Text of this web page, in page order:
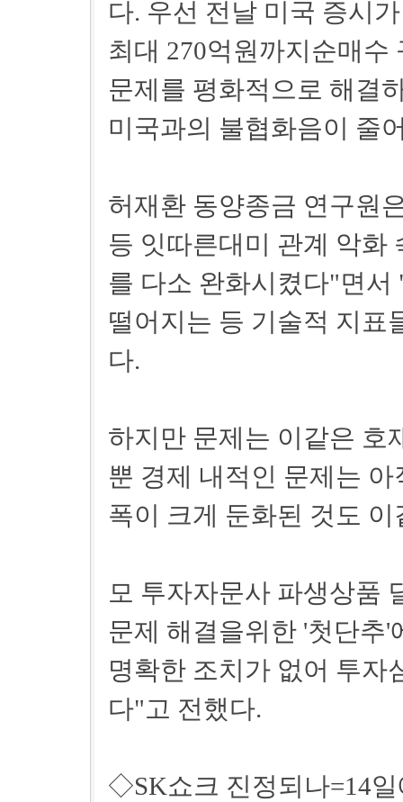
다. 우선 전날 미국 증시
최대 270억원까지순매
문제를 평화적으로 해결
미국과의 불협화음이 줄
허재환 동양종금 연구원
등 잇따른대미 관계 악화
를 다소 완화시켰다"면서
떨어지는 등 기술적 지표
다.
하지만 문제는 이같은 호
뿐 경제 내적인 문제는
폭이 크게 둔화된 것도
모 투자자문사 파생상품
문제 해결을위한 '첫단추
명확한 조치가 없어 투자
다"고 전했다.
◇SK쇼크 진정되나=14